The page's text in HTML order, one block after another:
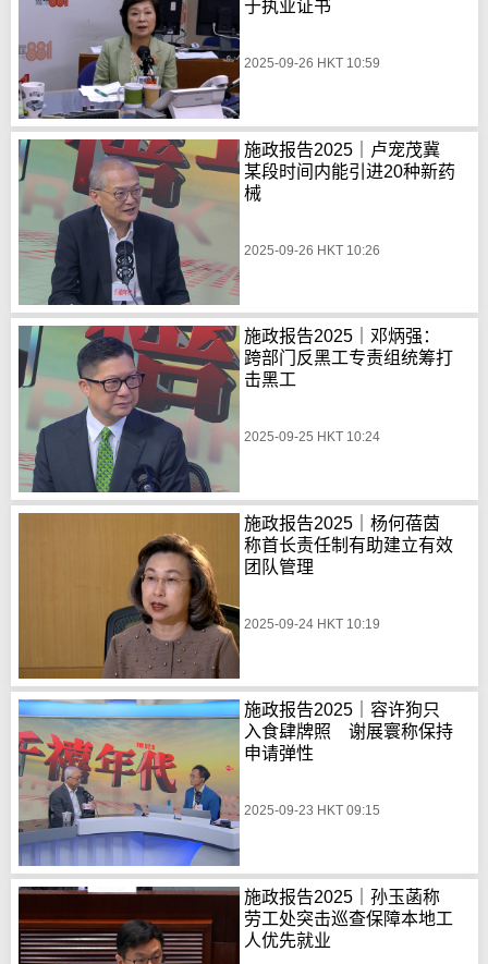
于执业证书
2025-09-26 HKT 10:59
施政报告2025｜卢宠茂冀
某段时间内能引进20种新药
械
2025-09-26 HKT 10:26
施政报告2025｜邓炳强：
跨部门反黑工专责组统筹打
击黑工
2025-09-25 HKT 10:24
施政报告2025｜杨何蓓茵
称首长责任制有助建立有效
团队管理
2025-09-24 HKT 10:19
施政报告2025｜容许狗只
入食肆牌照 谢展寰称保持
申请弹性
2025-09-23 HKT 09:15
施政报告2025｜孙玉菡称
劳工处突击巡查保障本地工
人优先就业